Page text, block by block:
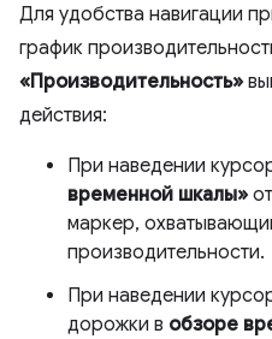
Для удобства навигации
график
«Производительность»
действия:
При наведении
временной шкалы»
маркер,
производительности.
При наведении
дорожки в обзоре